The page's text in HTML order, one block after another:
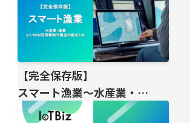
【完全保存版】
スマート漁業〜水産業・
漁業IoT/M2M活用事例や製品の総